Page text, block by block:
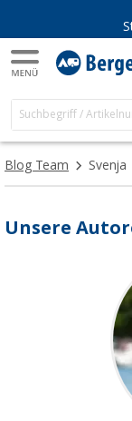
Blog Team Svenja
Unsere